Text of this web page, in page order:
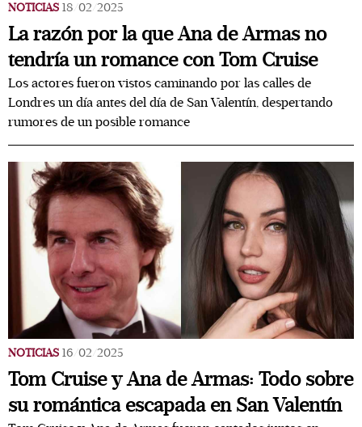
NOTICIAS 18/02/2025
La razón por la que Ana de Armas no
tendría un romance con Tom Cruise
Los actores fueron vistos caminando por las calles de
Londres un día antes del día de San Valentín, despertando
rumores de un posible romance
NOTICIAS 16/02/2025
Tom Cruise y Ana de Armas: Todo sobre
su romántica escapada en San Valentín